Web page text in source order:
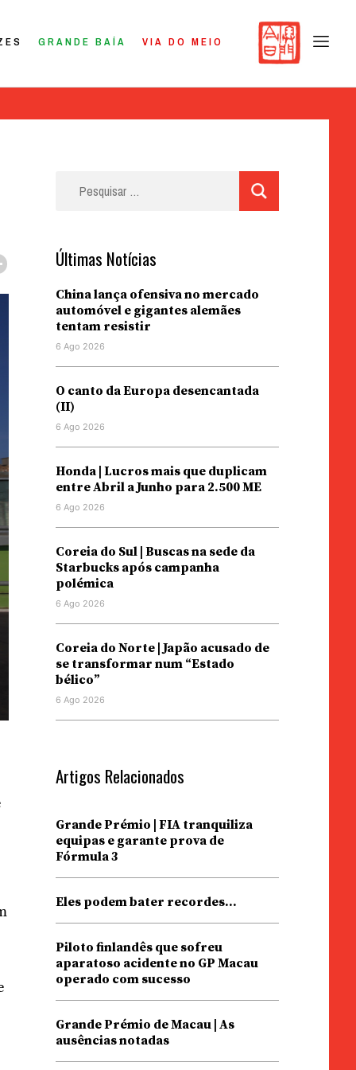
GRANDE BAÍA VIA DO MEIO
Últimas Notícias
China lança ofensiva no mercado
automóvel e gigantes alemães
tentam resistir
6 Ago 2026
O canto da Europa desencantada
(II)
6 Ago 2026
Honda | Lucros mais que duplicam
entre Abril a Junho para 2.500 ME
6 Ago 2026
Coreia do Sul | Buscas na sede da
Starbucks após campanha
polémica
6 Ago 2026
Coreia do Norte | Japão acusado de
se transformar num “Estado
bélico”
6 Ago 2026
Artigos Relacionados
Grande Prémio | FIA tranquiliza
equipas e garante prova de
Fórmula 3
Eles podem bater recordes…
Piloto finlandês que sofreu
aparatoso acidente no GP Macau
operado com sucesso
Grande Prémio de Macau | As
ausências notadas